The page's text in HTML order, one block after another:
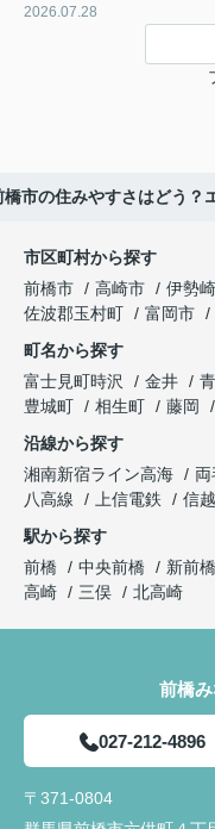
2026.07.28
橋市の住みやすさはどう？
市区町村から探す
前橋市
高崎市 伊勢
佐波郡玉村町
富岡市
町名から探す
富士見町時沢
金井
豊城町
相生町 藤岡
沿線から探す
湘南新宿ライン高海
両
八高線
上信電鉄 信
駅から探す
前橋
中央前橋 新前橋
高崎
三俣 北高崎
前橋
027-212-4896
〒371-0804